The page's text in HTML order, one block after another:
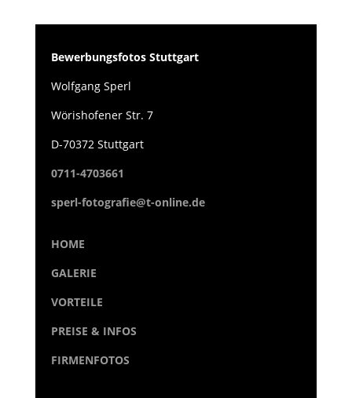
Bewerbungsfotos Stuttgart
Wolfgang Sperl
Wörishofener Str. 7
D-70372 Stuttgart
0711-4703661
sperl-fotografie@t-online.de
HOME
GALERIE
VORTEILE
PREISE & INFOS
FIRMENFOTOS